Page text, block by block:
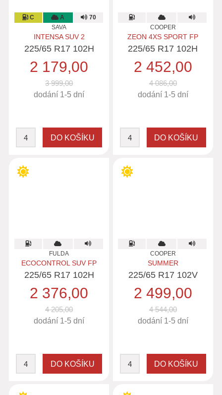
C A
70
SAVA
INTENSA SUV 2
225/65 R17 102H
2 179,00
3 999,00
dodání 1-5 dní
COOPER
ZEON 4XS SPORT FP
225/65 R17 102H
2 452,00
4 086,00
dodání 1-5 dní
FULDA
ECOCONTROL SUV FP
225/65 R17 102H
2 376,00
4 205,00
dodání 1-5 dní
COOPER
SUMMER
225/65 R17 102V
2 499,00
4 544,00
dodání 1-5 dní